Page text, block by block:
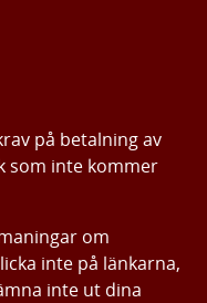
på betalning av
som inte kommer
om
inte på länkarna,
inte ut dina